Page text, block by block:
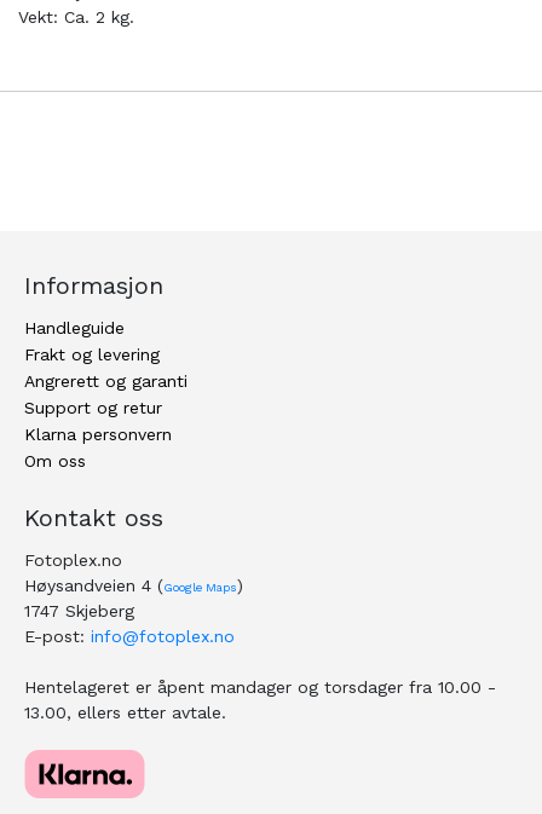
Vekt: Ca. 2 kg.
Informasjon
Handleguide
Frakt og levering
Angrerett og garanti
Support og retur
Klarna personvern
Om oss
Kontakt oss
Fotoplex.no
Høysandveien 4 (Google Maps)
1747 Skjeberg
E-post: info@fotoplex.no
Hentelageret er åpent mandager og torsdager fra 10.00 -
13.00, ellers etter avtale.